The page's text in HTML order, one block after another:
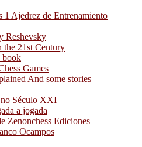
1 Ajedrez de Entrenamiento
Reshevsky
the 21st Century
book
Games
And some stories
Século XXI
a jogada
Zenonchess Ediciones
Ocampos